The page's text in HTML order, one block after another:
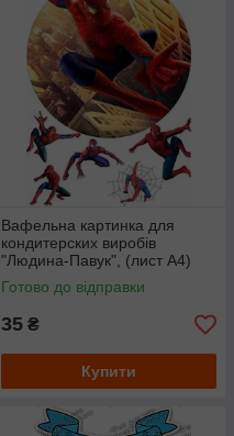
Вафельна картинка для
кондитерских виробів
"Людина-Павук", (лист А4)
Готово до відправки
35 ₴
Купити